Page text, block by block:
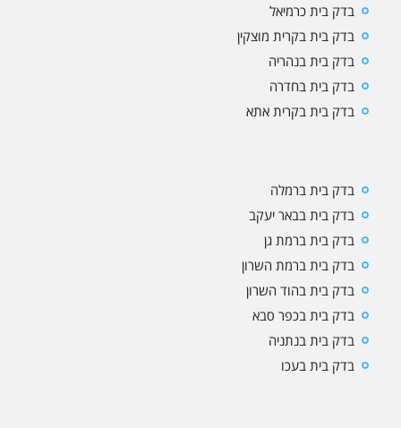
בדק בית כרמיאל
בדק בית בקרית מוצקין
בדק בית בנהריה
בדק בית בחדרה
בדק בית בקרית אתא
בדק בית ברמלה
בדק בית בבאר יעקב
בדק בית ברמת גן
בדק בית ברמת השרון
בדק בית בהוד השרון
בדק בית בכפר סבא
בדק בית בנתניה
בדק בית בעכו